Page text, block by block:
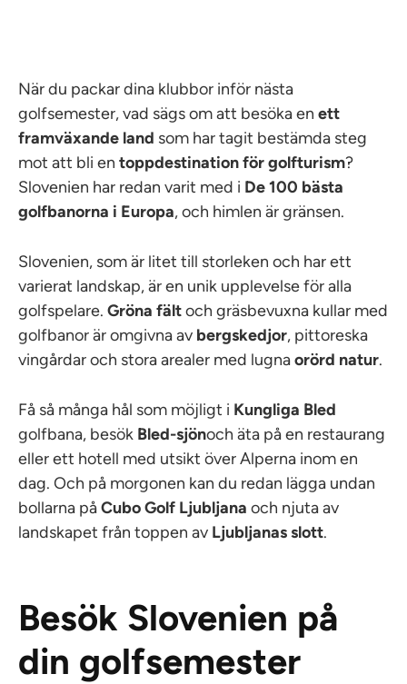
När du packar dina klubbor inför nästa
golfsemester, vad sägs om att besöka en ett
framväxande land som har tagit bestämda steg
mot att bli en toppdestination för golfturism?
Slovenien har redan varit med i De 100 bästa
golfbanorna i Europa, och himlen är gränsen.
Slovenien, som är litet till storleken och har ett
varierat landskap, är en unik upplevelse för alla
golfspelare. Gröna fältoch gräsbevuxna kullar med
golfbanor är omgivna av bergskedjor, pittoreska
vingårdar och stora arealer med lugnaorörd natur.
Få så många hål som möjligt i Kungliga Bled
golfbana, besök Bled-sjönoch äta på en restaurang
eller ett hotell med utsikt över Alperna inom en
dag. Och på morgonen kan du redan lägga undan
bollarna påCubo Golf Ljubljana och njuta av
landskapet från toppen av Ljubljanas slott.
Besök Slovenien på
din golfsemester